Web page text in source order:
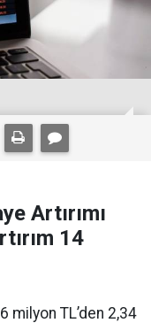
Artırımı
14
milyon TL’den 2,34